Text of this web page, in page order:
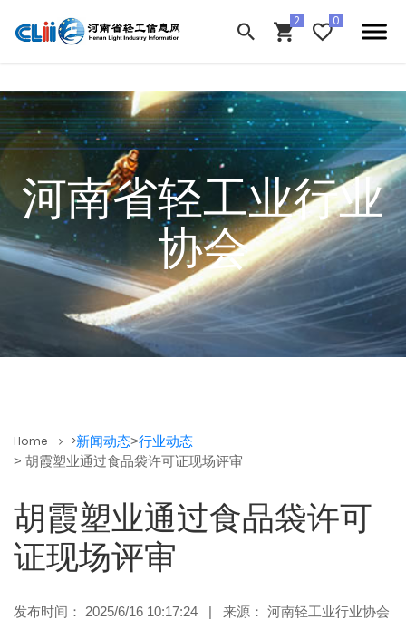
河南省轻工业行业
协会
Home >新闻动态>行业动态
> 胡霞塑业通过食品袋许可证现场评审
胡霞塑业通过食品袋许可
证现场评审
发布时间： 2025/6/16 10:17:24 | 来源： 河南轻工业行业协会